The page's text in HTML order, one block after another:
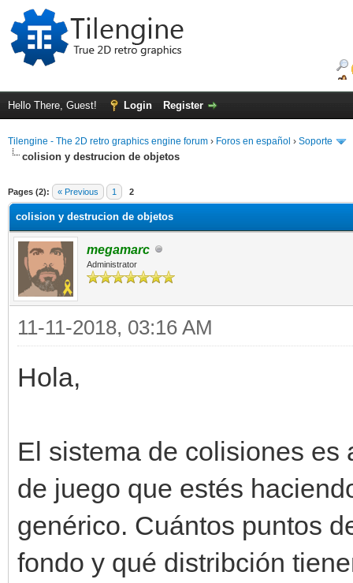
Hello There, Guest! Login Register
Tilengine - The 2D retro graphics engine forum › Foros en español › Soporte
colision y destrucion de objetos
Pages (2): « Previous 1 2
colision y destrucion de objetos
megamarc
Administrator
11-11-2018, 03:16 AM
Hola,
El sistema de colisiones
de juego que estés
genérico. Cuántos puntos
fondo y qué distribción